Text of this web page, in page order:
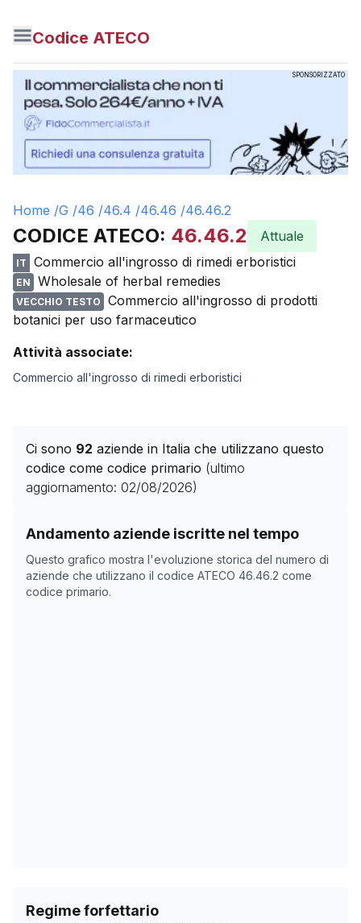
Codice ATECO
SPONSORIZZATO
Home /G /46 /46.4 /46.46 /46.46.2
CODICE ATECO: 46.46.2 Attuale
IT Commercio all'ingrosso di rimedi erboristici
EN Wholesale of herbal remedies
VECCHIO TESTO
Commercio all'ingrosso di prodotti
botanici per uso farmaceutico
Attività associate:
Commercio all'ingrosso di rimedi erboristici
Ci sono 92 aziende in Italia che utilizzano questo
codice come codice primario (ultimo
aggiornamento: 02/08/2026)
Andamento aziende iscritte nel tempo
Questo grafico mostra l'evoluzione storica del numero di
aziende che utilizzano il codice ATECO 46.46.2 come
codice primario.
Storico numero di aziende con codice ATECO
Data rilevazione
27/04/2025
85
03/11/2025
Regime forfettario